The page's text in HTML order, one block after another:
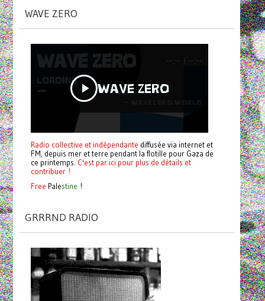
WAVE ZERO
Radio collective et indépendante diffusée via internet et
FM, depuis mer et terre pendant la flotille pour Gaza de
ce printemps. C'est par ici pour plus de détails et
contribuer !
Free Palestine !
GRRRND RADIO